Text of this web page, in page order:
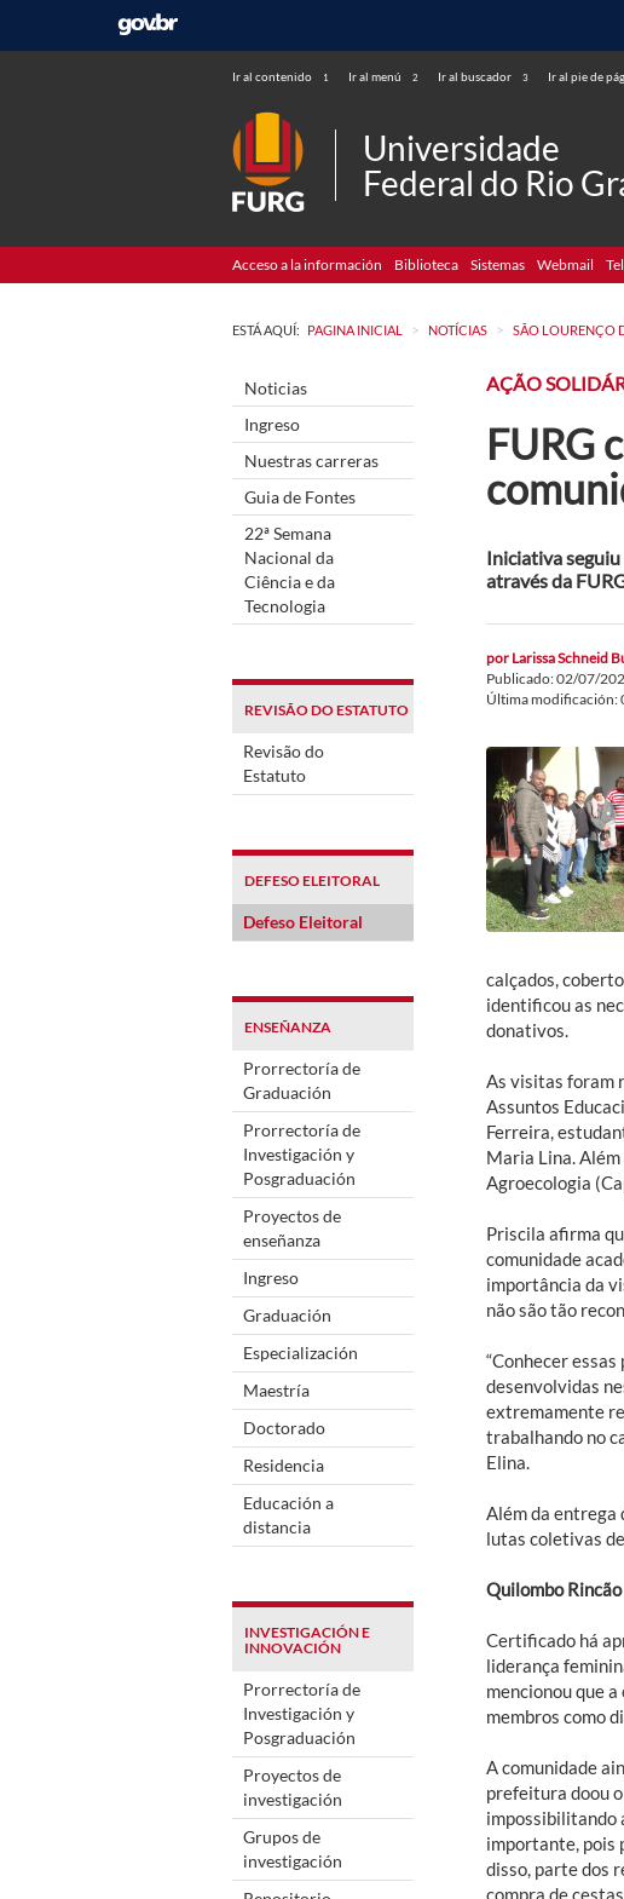
Ir al contenido 1 Ir al menú 2 Ir al buscador 3 Ir al pie de
Universidade
Federal do Rio
Acceso a la información Biblioteca Sistemas Webmail
ESTÁ AQUÍ: PAGINA INICIAL > NOTÍCIAS > SÃO LOURENÇO
Noticias
Ingreso
Nuestras carreras
Guia de Fontes
22ª Semana
Nacional da
Ciência e da
Tecnologia
REVISÃO DO ESTATUTO
Revisão do
Estatuto
DEFESO ELEITORAL
Defeso Eleitoral
ENSEÑANZA
Prorrectoría de
Graduación
Prorrectoría de
Investigación y
Posgraduación
Proyectos de
enseñanza
Ingreso
Graduación
Especialización
Maestría
Doctorado
Residencia
Educación a
distancia
INVESTIGACIÓN E
INNOVACIÓN
Prorrectoría de
Investigación y
Posgraduación
Proyectos de
investigación
Grupos de
investigación
AÇÃO
FURG
Iniciativa
através da
por Larissa Schneid
Publicado: 02/07/
Última
calçados,
identificou as
donativos.
As visitas foram
Assuntos
Ferreira,
Maria Lina.
Agroecologia
Priscila afirma
comunidade
importância da
não são tão
“Conhecer
desenvolvidas
extremamente
trabalhando no
Elina.
Além da entrega
lutas coletivas
Quilombo
Certificado há
liderança
mencionou que
membros como
A comunidade
prefeitura doou
impossibilitando
importante, pois
disso, parte dos
compra de